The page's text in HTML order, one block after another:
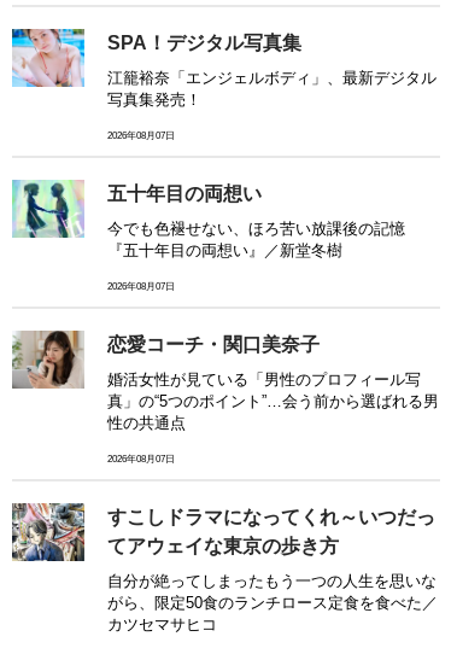
SPA！デジタル写真集
江籠裕奈「エンジェルボディ」、最新デジタル
写真集発売！
2026年08月07日
五十年目の両想い
今でも色褪せない、ほろ苦い放課後の記憶
『五十年目の両想い』／新堂冬樹
2026年08月07日
恋愛コーチ・関口美奈子
婚活女性が見ている「男性のプロフィール写
真」の“5つのポイント”…会う前から選ばれる男
性の共通点
2026年08月07日
すこしドラマになってくれ～いつだっ
てアウェイな東京の歩き方
自分が絶ってしまったもう一つの人生を思いな
がら、限定50食のランチロース定食を食べた／
カツセマサヒコ